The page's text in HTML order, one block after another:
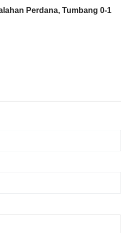
Perdana, Tumbang 0-1